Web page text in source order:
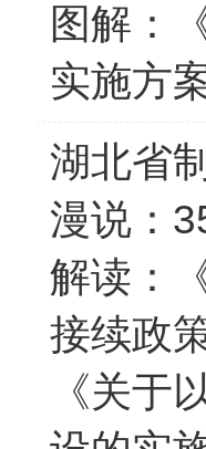
图解：
实施方
湖北省
漫说：
解读：
接续政
《关于